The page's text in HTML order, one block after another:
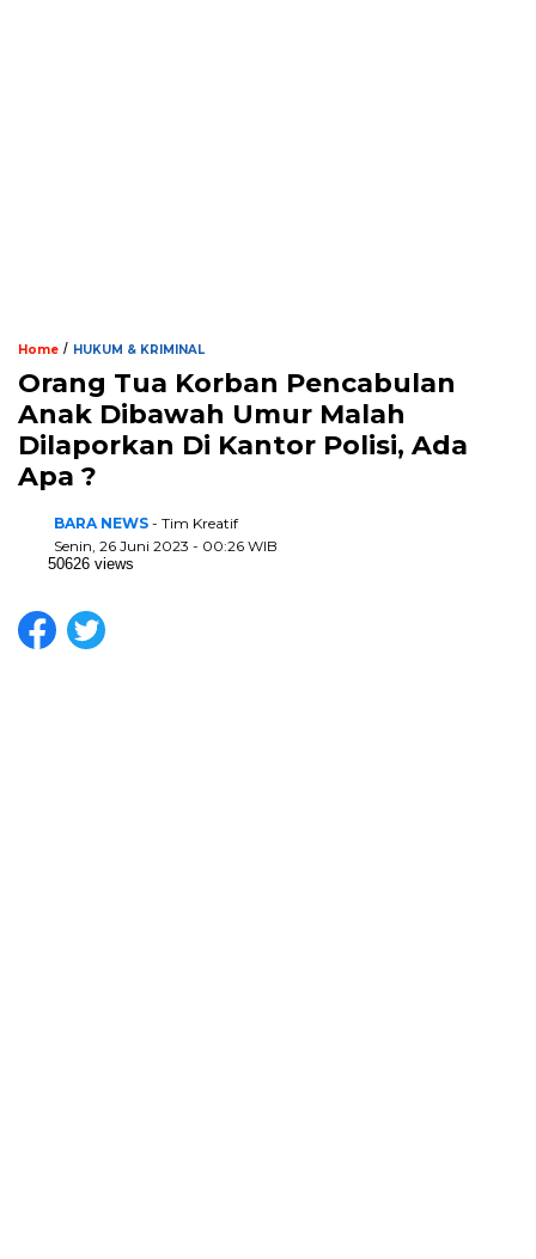
Home / HUKUM & KRIMINAL
Orang Tua Korban Pencabulan
Anak Dibawah Umur Malah
Dilaporkan Di Kantor Polisi, Ada
Apa ?
BARA NEWS - Tim Kreatif
Senin, 26 Juni 2023 - 00:26 WIB
50626 views